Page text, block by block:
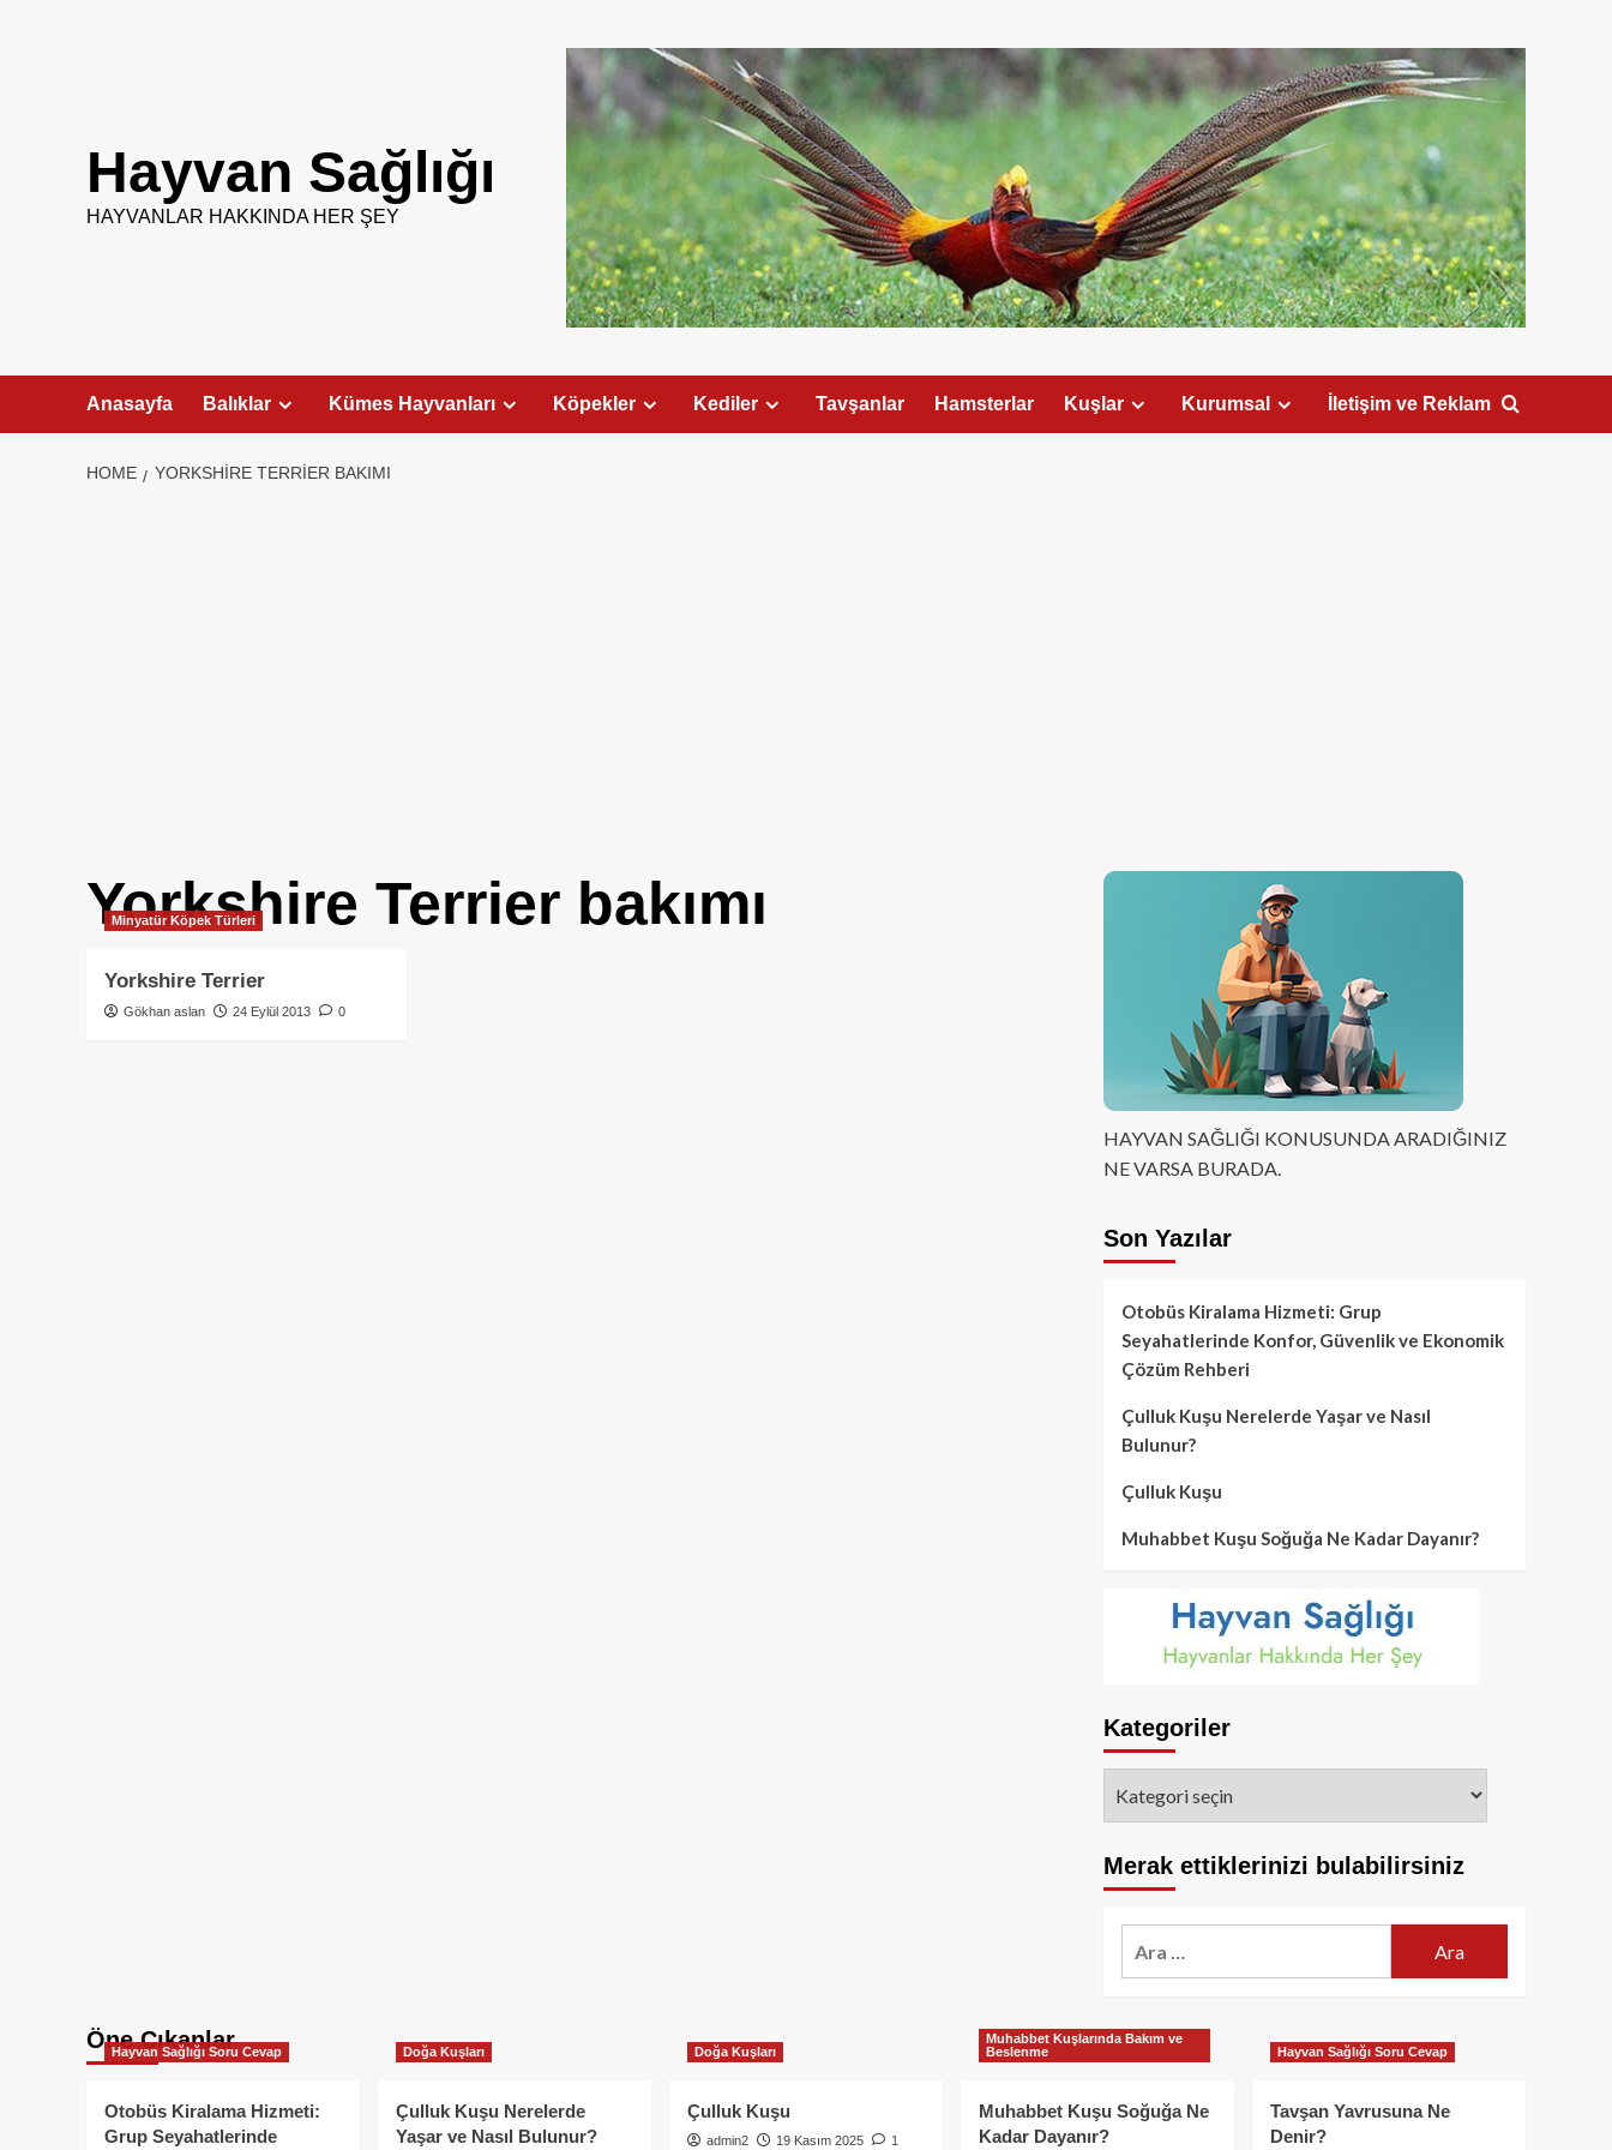
Hayvan Sağlığı
HAYVANLAR HAKKINDA HER ŞEY
Anasayfa Balıklar Kümes Hayvanları Köpekler Kediler Tavşanlar Hamsterlar Kuşlar Kurumsal İletişim ve Reklam
HOME YORKSHIRE TERRIER BAKIMI
Yorkshire Terrier bakımı
Minyatür Köpek Türleri
Yorkshire Terrier
Gökhan aslan 24 Eylül 2013 0
HAYVAN SAĞLIĞI KONUSUNDA ARADIĞINIZ
NE VARSA BURADA.
Son Yazılar
Otobüs Kiralama Hizmeti: Grup
Seyahatlerinde Konfor, Güvenlik ve Ekonomik
Çözüm Rehberi
Çulluk Kuşu Nerelerde Yaşar ve Nasıl
Bulunur?
Çulluk Kuşu
Muhabbet Kuşu Soğuğa Ne Kadar Dayanır?
Kategoriler
Merak ettiklerinizi bulabilirsiniz
Öne Çıkanlar
Hayvan Sağlığı Soru Cevap
Otobüs Kiralama Hizmeti:
Grup Seyahatlerinde
Doğa Kuşları
Çulluk Kuşu Nerelerde
Yaşar ve Nasıl Bulunur?
Doğa Kuşları
Çulluk Kuşu
admin2 19 Kasım 2025 1
Muhabbet Kuşlarında Bakım ve
Beslenme
Muhabbet Kuşu Soğuğa Ne
Kadar Dayanır?
Hayvan Sağlığı Soru Cevap
Tavşan Yavrusuna Ne
Denir?